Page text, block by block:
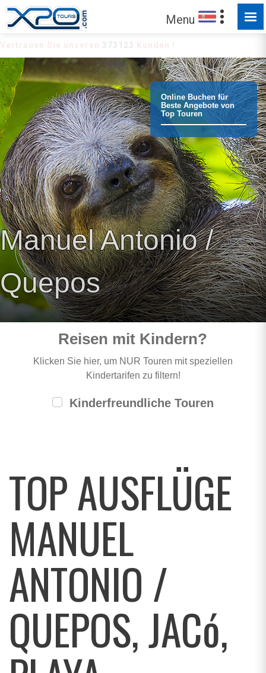
Menu
Online Buchen für
Beste Angebote von
Top Touren
Manuel Antonio /
Quepos
Reisen mit Kindern?
Klicken Sie hier, um NUR Touren mit speziellen
Kindertarifen zu filtern!
Kinderfreundliche Touren
TOP AUSFLÜGE
MANUEL
ANTONIO /
QUEPOS, JACó,